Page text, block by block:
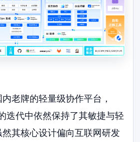
老牌的轻量级协作平台，
迭代中依然保持了其敏捷与轻
其核心设计偏向互联网研发